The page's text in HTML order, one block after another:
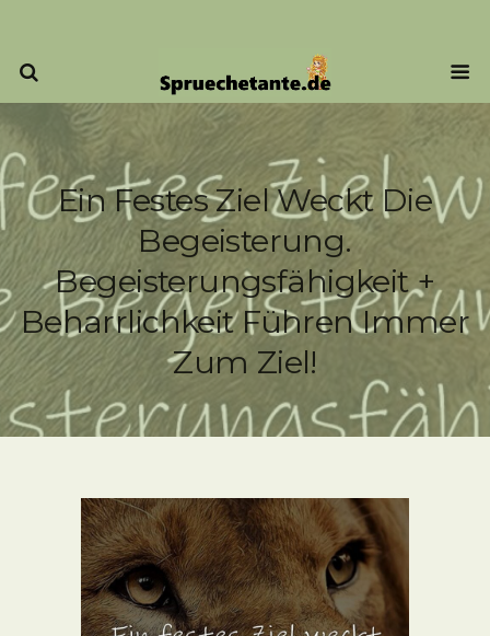
Ein Festes Ziel Weckt Die
Begeisterung.
Begeisterungsfähigkeit +
Beharrlichkeit Führen Immer
Zum Ziel!